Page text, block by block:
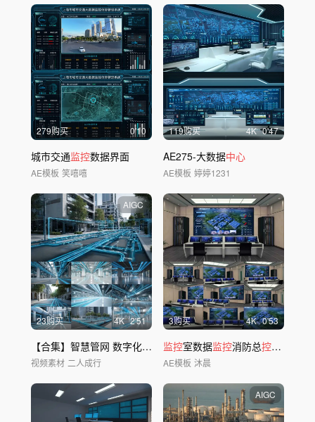
279购买 0'10
城市交通监控数据界面
AE模板 笑嘻嘻
119购买 4K 0'47
AE275-大数据中心
AE模板 婷婷1231
AIGC
23购买 4K 2'51
【合集】智慧管网 数字化
监控 城市管线
视频素材 二人成行
3购买 4K 0'53
监控室数据监控消防总控室AE模版
AE模板 沐晨
AIGC